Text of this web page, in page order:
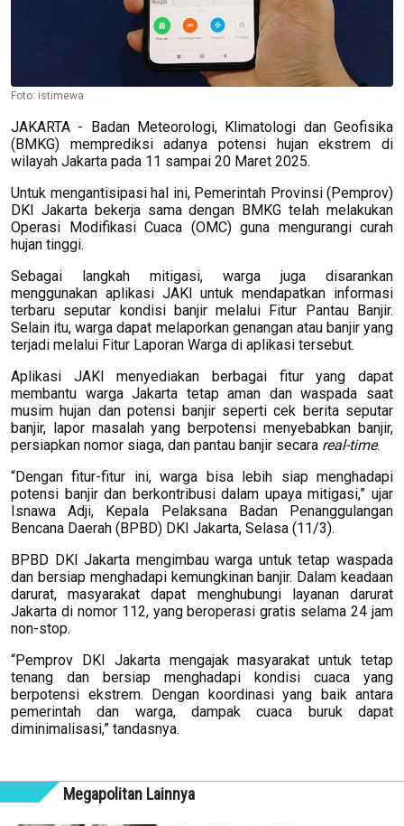
Foto: istimewa
JAKARTA - Badan Meteorologi, Klimatologi dan Geofisika
(BMKG) memprediksi adanya potensi hujan ekstrem di
wilayah Jakarta pada 11 sampai 20 Maret 2025.
Untuk mengantisipasi hal ini, Pemerintah Provinsi (Pemprov)
DKI Jakarta bekerja sama dengan BMKG telah melakukan
Operasi Modifikasi Cuaca (OMC) guna mengurangi curah
hujan tinggi.
Sebagai langkah mitigasi, warga juga disarankan
menggunakan aplikasi JAKI untuk mendapatkan informasi
terbaru seputar kondisi banjir melalui Fitur Pantau Banjir.
Selain itu, warga dapat melaporkan genangan atau banjir yang
terjadi melalui Fitur Laporan Warga di aplikasi tersebut.
Aplikasi JAKI menyediakan berbagai fitur yang dapat
membantu warga Jakarta tetap aman dan waspada saat
musim hujan dan potensi banjir seperti cek berita seputar
banjir, lapor masalah yang berpotensi menyebabkan banjir,
persiapkan nomor siaga, dan pantau banjir secara real-time.
“Dengan fitur-fitur ini, warga bisa lebih siap menghadapi
potensi banjir dan berkontribusi dalam upaya mitigasi,” ujar
Isnawa Adji, Kepala Pelaksana Badan Penanggulangan
Bencana Daerah (BPBD) DKI Jakarta, Selasa (11/3).
BPBD DKI Jakarta mengimbau warga untuk tetap waspada
dan bersiap menghadapi kemungkinan banjir. Dalam keadaan
darurat, masyarakat dapat menghubungi layanan darurat
Jakarta di nomor 112, yang beroperasi gratis selama 24 jam
non-stop.
“Pemprov DKI Jakarta mengajak masyarakat untuk tetap
tenang dan bersiap menghadapi kondisi cuaca yang
berpotensi ekstrem. Dengan koordinasi yang baik antara
pemerintah dan warga, dampak cuaca buruk dapat
diminimalisasi,” tandasnya.
Megapolitan Lainnya